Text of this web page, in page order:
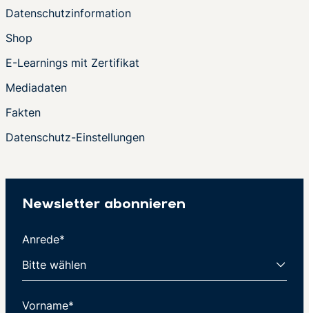
Datenschutzinformation
Shop
E-Learnings mit Zertifikat
Mediadaten
Fakten
Datenschutz-Einstellungen
Newsletter abonnieren
Anrede*
Vorname*